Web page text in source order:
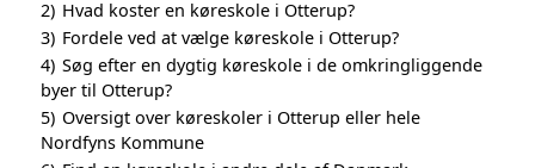
2) Hvad koster en køreskole i Otterup?
3) Fordele ved at vælge køreskole i Otterup?
4) Søg efter en dygtig køreskole i de omkringliggende
byer til Otterup?
5) Oversigt over køreskoler i Otterup eller hele
Nordfyns Kommune